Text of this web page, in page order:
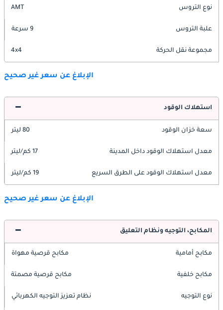
نوع التروس AMT
علبة التروس 9 سرعة
مجموعة نقل الحركة 4x4
الإبلاغ عن سعر غير صحيح
استهلاك الوقود
سعة خزان الوقود 80 ليتر
معدل استهلاك الوقود داخل المدينة 17 كم/ليتر
معدل استهلاك الوقود على الطرق السريع 19 كم/ليتر
الإبلاغ عن سعر غير صحيح
المكابح، التوجيه ونظام التعليق
مكابح أمامية مكابح قرصية مهواة
مكابح خلفية مكابح قرصية مصمتة
نوع التوجيه نظام تعزيز التوجيه الكهربائي